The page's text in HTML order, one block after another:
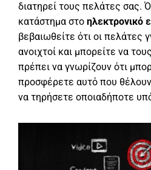
διατηρεί τους πελάτες σας.
κατάστημα στο ηλεκτρονικό
βεβαιωθείτε ότι οι πελάτες
ανοιχτοί και μπορείτε να
πρέπει να γνωρίζουν ότι
προσφέρετε αυτό που θέλουν
να τηρήσετε οποιαδήποτε